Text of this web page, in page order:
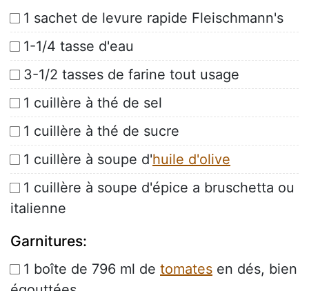
1 sachet de levure rapide Fleischmann's
1-1/4 tasse d'eau
3-1/2 tasses de farine tout usage
1 cuillère à thé de sel
1 cuillère à thé de sucre
1 cuillère à soupe d'huile d'olive
1 cuillère à soupe d'épice a bruschetta ou
italienne
Garnitures:
1 boîte de 796 ml de tomates en dés, bien